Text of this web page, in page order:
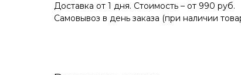
Доставка от 1 дня. Стоимость – от 990 руб.
Самовывоз в день заказа (при наличии